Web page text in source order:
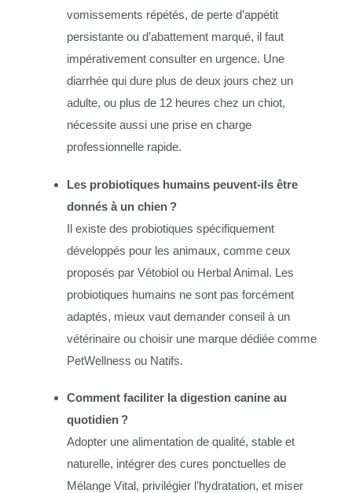
vomissements répétés, de perte d’appétit
persistante ou d’abattement marqué, il faut
impérativement consulter en urgence. Une
diarrhée qui dure plus de deux jours chez un
adulte, ou plus de 12 heures chez un chiot,
nécessite aussi une prise en charge
professionnelle rapide.
Les probiotiques humains peuvent-ils être
donnés à un chien ?
Il existe des probiotiques spécifiquement
développés pour les animaux, comme ceux
proposés par Vétobiol ou Herbal Animal. Les
probiotiques humains ne sont pas forcément
adaptés, mieux vaut demander conseil à un
vétérinaire ou choisir une marque dédiée comme
PetWellness ou Natifs.
Comment faciliter la digestion canine au
quotidien ?
Adopter une alimentation de qualité, stable et
naturelle, intégrer des cures ponctuelles de
Mélange Vital, privilégier l’hydratation, et miser